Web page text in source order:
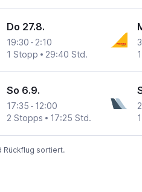
Do 27.8.
19:30 - 2:10
1 Stopp
29:40 Std.
So 6.9.
17:35 - 12:00
2 Stopps
17:25 Std.
Rückflug sortiert.